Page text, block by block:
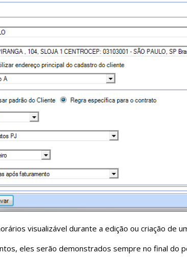
visualizável durante a edição ou criação de
eles serão demonstrados sempre no final do